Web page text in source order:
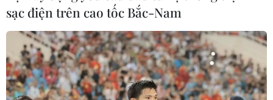
#COVID-19
#Trạng thái bình thường mới
#Chống dịch
#Dập dịch
Quảng Ninh
sạc điện trên cao tốc Bắc-Nam